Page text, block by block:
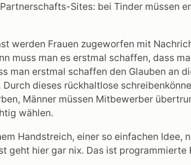
Sites: bei Tinder müssen
werden Frauen zugeworfen mit
muss man es erstmal schaffen, dass
man erstmal schaffen den Glauben an
dieses rückhaltlose
Männer müssen Mitbewerber
wählen.
Handstreich, einer so einfachen Idee,
geht hier gar nix. Das ist